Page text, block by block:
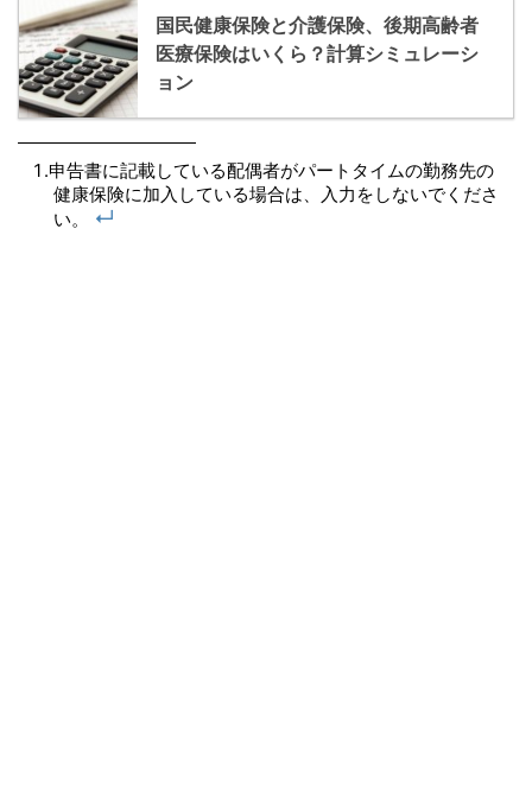
国民健康保険と介護保険、後期高齢者
医療保険はいくら？計算シミュレーシ
ョン
申告書に記載している配偶者がパートタイムの勤務先の
健康保険に加入している場合は、入力をしないでくださ
い。
↵